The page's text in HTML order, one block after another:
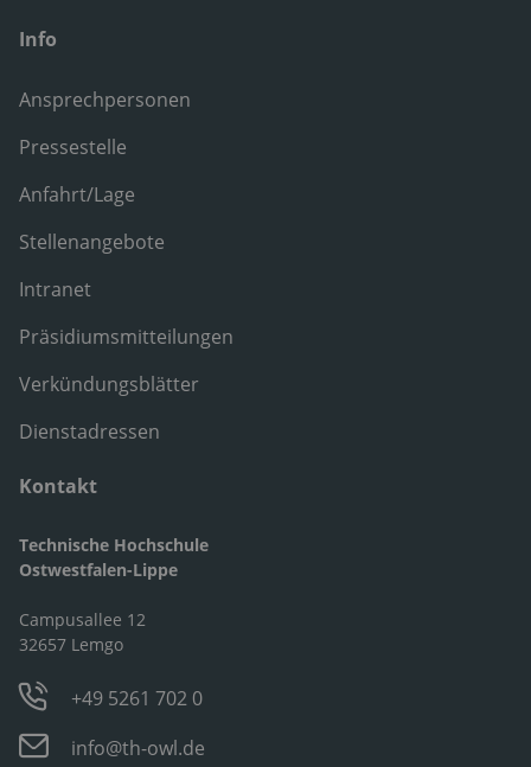
Info
Ansprechpersonen
Pressestelle
Anfahrt/Lage
Stellenangebote
Intranet
Präsidiumsmitteilungen
Verkündungsblätter
Dienstadressen
Kontakt
Technische Hochschule
Ostwestfalen-Lippe
Campusallee 12
32657 Lemgo
+49 5261 702 0
info@th-owl.de